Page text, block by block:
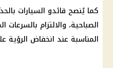
كما يُنصح قائدو السيارات
الصباحية، والالتزام
المناسبة عند انخفاض الرؤية